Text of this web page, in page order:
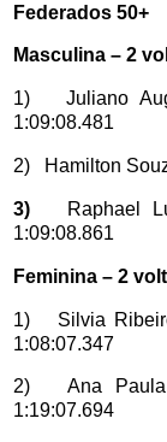
Federados 50+
Masculina – 2
1) Juliano
1:09:08.481
2) Hamilton
3)
Raphael
1:09:08.861
Feminina – 2
1) Silvia
1:08:07.347
2) Ana Paula
1:19:07.694